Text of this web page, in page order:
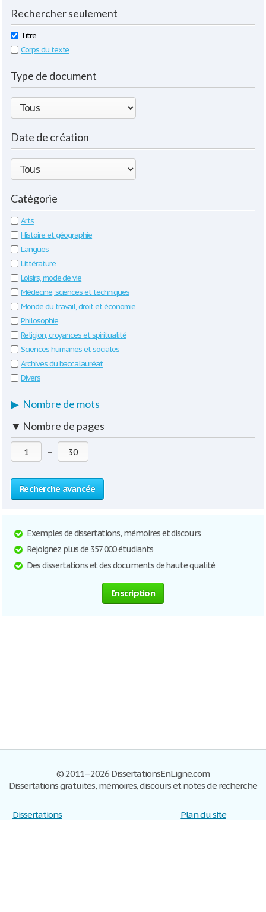
Rechercher seulement
Titre
Corps du texte
Type de document
Date de création
Catégorie
Arts
Histoire et géographie
Langues
Littérature
Loisirs, mode de vie
Médecine, sciences et techniques
Monde du travail, droit et économie
Philosophie
Religion, croyances et spiritualité
Sciences humaines et sociales
Archives du baccalauréat
Divers
▶ Nombre de mots
▼ Nombre de pages
—
Recherche avancée
Exemples de dissertations, mémoires et discours
Rejoignez plus de 357 000 étudiants
Des dissertations et des documents de haute qualité
Inscription
© 2011–2026 DissertationsEnLigne.com
Dissertations gratuites, mémoires, discours et notes de recherche
Dissertations
Plan du site